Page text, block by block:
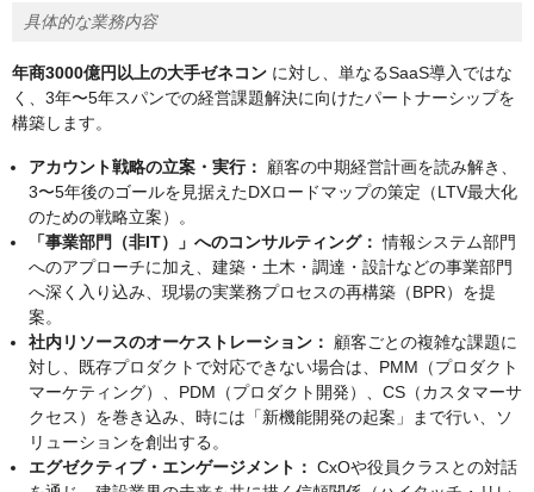
具体的な業務内容
年商3000億円以上の大手ゼネコン に対し、単なるSaaS導入ではな
く、3年〜5年スパンでの経営課題解決に向けたパートナーシップを
構築します。
アカウント戦略の立案・実行：
顧客の中期経営計画を読み解き、
3〜5年後のゴールを見据えたDXロードマップの策定（LTV最大化
のための戦略立案）。
「事業部門（非IT）」へのコンサルティング： 情報システム部門
へのアプローチに加え、建築・土木・調達・設計などの事業部門
へ深く入り込み、現場の実業務プロセスの再構築（BPR）を提
案。
社内リソースのオーケストレーション：
顧客ごとの複雑な課題に
対し、既存プロダクトで対応できない場合は、PMM（プロダクト
マーケティング）、PDM（プロダクト開発）、CS（カスタマーサ
クセス）を巻き込み、時には「新機能開発の起案」まで行い、ソ
リューションを創出する。
エグゼクティブ・エンゲージメント： CxOや役員クラスとの対話